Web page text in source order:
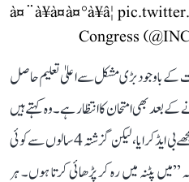
à¤¨à¥à¤à¤°à¥â¦
کے باوجود بڑی مشکل سے اعلیٰ تعلیم حاصل
بعد بھی امتحان کا انتظار ہے۔ وہ کہتے ہیں
کہ ’’میری ماں نے زمین فروخت کر کے مجھے بی ایڈ کرایا، لیکن گزشتہ 4 سالوں سے کوئی
پٹنہ میں رہ کر پڑھائی کرتا ہوں۔ ہر